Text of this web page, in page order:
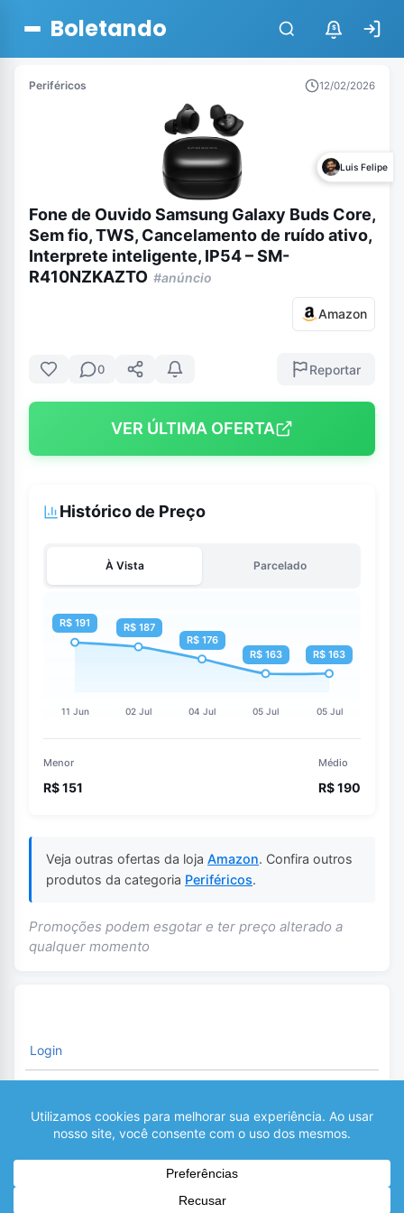
Boletando $
Periféricos 12/02/2026
Luis Felipe
Fone de Ouvido Samsung Galaxy Buds Core,
Sem fio, TWS, Cancelamento de ruído ativo,
Interprete inteligente, IP54 – SM-
R410NZKAZTO #anúncio
Amazon
0 Reportar
VER ÚLTIMA OFERTA
Histórico de Preço
À Vista Parcelado
Menor
R$ 151
Médio
R$ 190
Veja outras ofertas da loja Amazon. Confira outros
produtos da categoria Periféricos.
Promoções podem esgotar e ter preço alterado a
qualquer momento
Login